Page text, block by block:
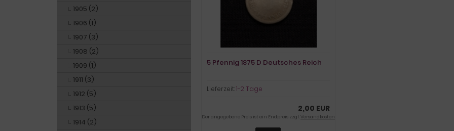
5 Pfennig 1875 D Deutsches Reich
Lieferzeit:1-2 Tage
2,00 EUR
Der angegebene Preis ist ein Endpreis zzgl.Versandkosten
1905 (2)
1906 (1)
1907 (3)
1908 (2)
1909 (1)
1911 (3)
1912 (5)
1913 (5)
1914 (2)